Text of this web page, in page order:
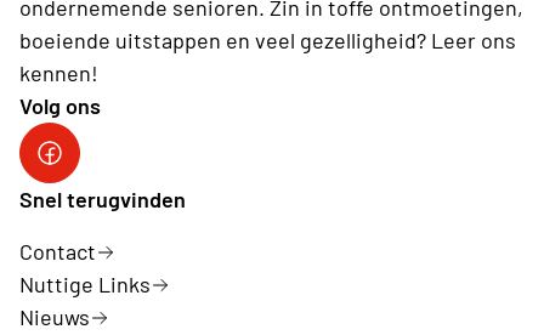
ondernemende senioren. Zin in toffe ontmoetingen,
boeiende uitstappen en veel gezelligheid? Leer ons
kennen!
Volg ons
Snel terugvinden
Contact
Nuttige Links
Nieuws